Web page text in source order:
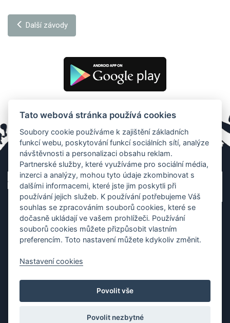
Další závody
Organizace závodů dračích lodí, teambulding programy
Tato webová stránka používá cookies
Soubory cookie používáme k zajištění základních
funkcí webu, poskytování funkcí sociálních sítí, analýze
návštěvnosti a personalizaci obsahu reklam.
Partnerské služby, které využíváme pro sociální média,
inzerci a analýzy, mohou tyto údaje zkombinovat s
dalšími informacemi, které jste jim poskytli při
používání jejich služeb. K používání potřebujeme Váš
souhlas se zpracováním souborů cookies, které se
dočasně ukládají ve vašem prohlížeči. Používání
souborů cookies můžete přizpůsobit vlastním
preferencím. Toto nastavení můžete kdykoliv změnit.
Nastavení cookies
Povolit vše
Povolit nezbytné